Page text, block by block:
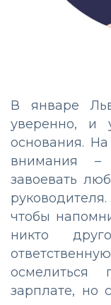
В январе
уверенно, и
основания.
внимания –
завоевать
чтобы
никто
осмелиться
зарплате, но